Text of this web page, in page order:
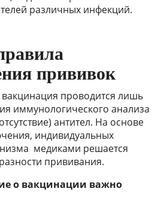
различных инфекций.
прививок
проводится лишь
иммунологического анализа
антител. На основе
индивидуальных
медиками решается
прививания.
о вакцинации важно